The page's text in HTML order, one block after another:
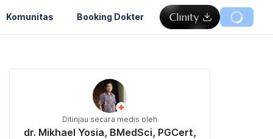
Komunitas Booking Dokter
Ditinjau secara medis oleh
dr. Mikhael Yosia, BMedSci, PGCert,